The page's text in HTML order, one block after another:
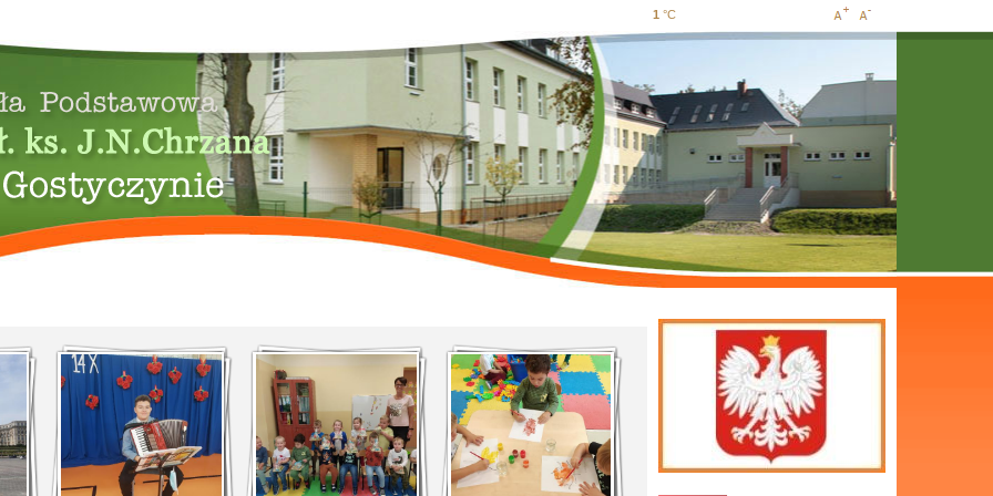
1 °C IncreaseDecrease